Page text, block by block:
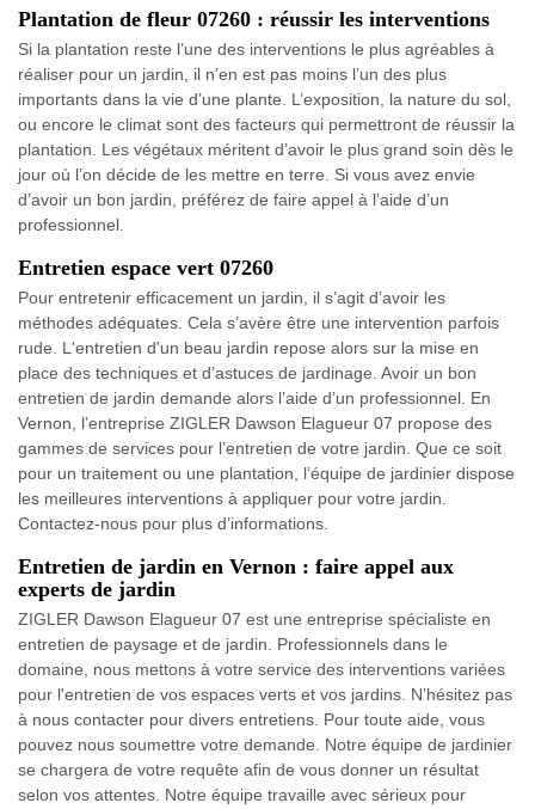
Plantation de fleur 07260 : réussir les interventions
Si la plantation reste l’une des interventions le plus agréables à
réaliser pour un jardin, il n’en est pas moins l’un des plus
importants dans la vie d’une plante. L’exposition, la nature du sol,
ou encore le climat sont des facteurs qui permettront de réussir la
plantation. Les végétaux méritent d’avoir le plus grand soin dès le
jour où l’on décide de les mettre en terre. Si vous avez envie
d’avoir un bon jardin, préférez de faire appel à l’aide d’un
professionnel.
Entretien espace vert 07260
Pour entretenir efficacement un jardin, il s’agit d’avoir les
méthodes adéquates. Cela s’avère être une intervention parfois
rude. L'entretien d'un beau jardin repose alors sur la mise en
place des techniques et d’astuces de jardinage. Avoir un bon
entretien de jardin demande alors l’aide d’un professionnel. En
Vernon, l’entreprise ZIGLER Dawson Elagueur 07 propose des
gammes de services pour l’entretien de votre jardin. Que ce soit
pour un traitement ou une plantation, l’équipe de jardinier dispose
les meilleures interventions à appliquer pour votre jardin.
Contactez-nous pour plus d’informations.
Entretien de jardin en Vernon : faire appel aux
experts de jardin
ZIGLER Dawson Elagueur 07 est une entreprise spécialiste en
entretien de paysage et de jardin. Professionnels dans le
domaine, nous mettons à votre service des interventions variées
pour l'entretien de vos espaces verts et vos jardins. N’hésitez pas
à nous contacter pour divers entretiens. Pour toute aide, vous
pouvez nous soumettre votre demande. Notre équipe de jardinier
se chargera de votre requête afin de vous donner un résultat
selon vos attentes. Notre équipe travaille avec sérieux pour